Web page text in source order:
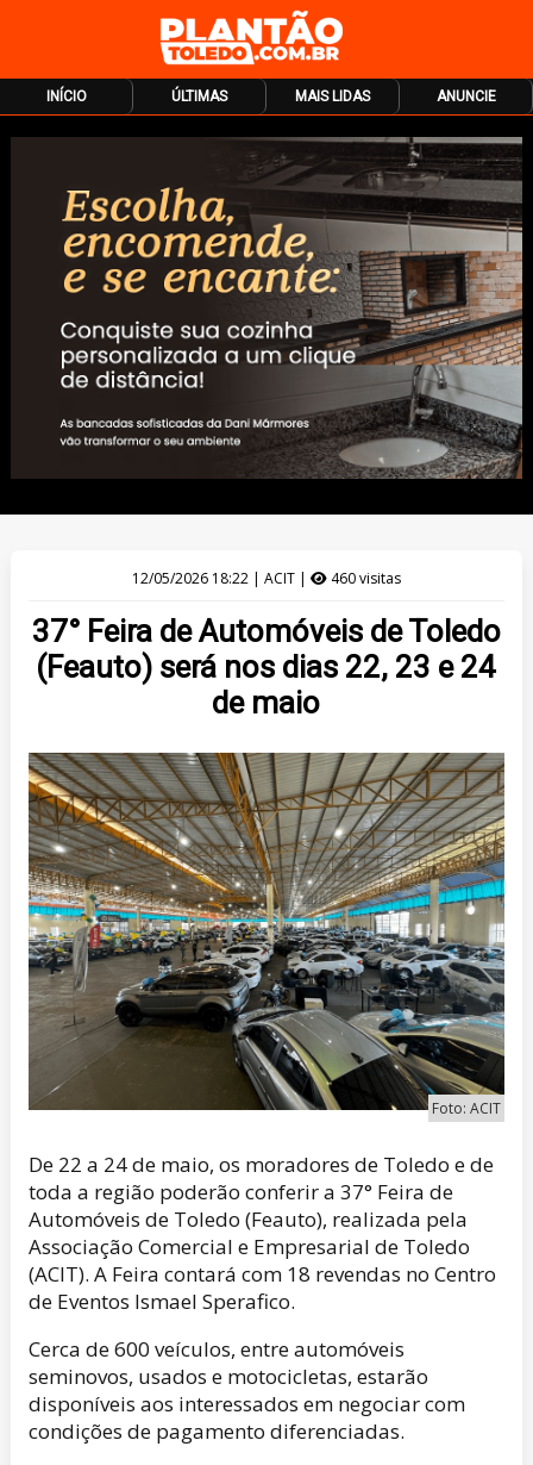
INÍCIO ÚLTIMAS MAIS LIDAS ANUNCIE
12/05/2026 18:22 | ACIT | 460 visitas
37° Feira de Automóveis de Toledo
(Feauto) será nos dias 22, 23 e 24
de maio
Foto: ACIT
De 22 a 24 de maio, os moradores de Toledo e de
toda a região poderão conferir a 37° Feira de
Automóveis de Toledo (Feauto), realizada pela
Associação Comercial e Empresarial de Toledo
(ACIT). A Feira contará com 18 revendas no Centro
de Eventos Ismael Sperafico.
Cerca de 600 veículos, entre automóveis
seminovos, usados e motocicletas, estarão
disponíveis aos interessados em negociar com
condições de pagamento diferenciadas.